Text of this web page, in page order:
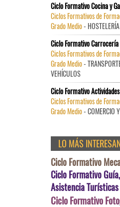
Ciclo Formativo Cocina y
Ciclos Formativos de
Grado Medio-
Ciclo Formativo Carrocería
Ciclos Formativos de
Grado Medio-
VEHÍCULOS
Ciclo Formativo
Ciclos Formativos de
Grado Medio- COMERCIO
LO MÁS
Ciclo Formativo
Ciclo Formativo
Asistencia Turísticas
Ciclo Formativo